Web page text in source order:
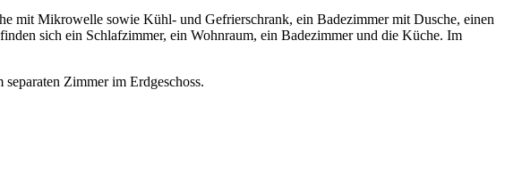
mit Mikrowelle sowie Kühl- und Gefrierschrank, ein Badezimmer mit Dusche, einen
sich ein Schlafzimmer, ein Wohnraum, ein Badezimmer und die Küche. Im
Zimmer im Erdgeschoss.